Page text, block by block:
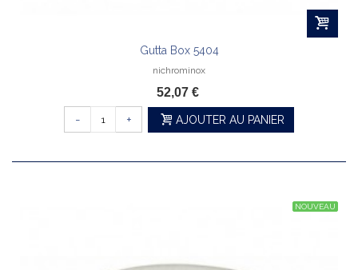
Gutta Box 5404
nichrominox
52,07 €
- + AJOUTER AU PANIER
NOUVEAU